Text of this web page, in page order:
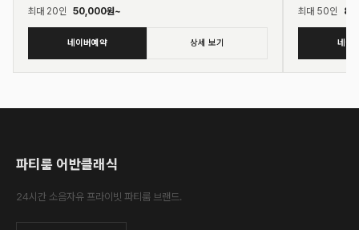
최대 20인 50,000원~
네이버예약 상세 보기
최대 50인
네이
파티룸 어반클래식
24시간 소음자유 프라이빗 파티룸 브랜드.